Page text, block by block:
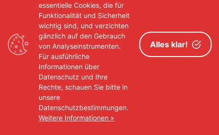
Das richtige Maß finden: Balance zwischen
Diät und Genuss
10. Oktober 2023
essentielle Cookies, die für
Funktionalität und Sicherheit
wichtig sind, und verzichten
gänzlich auf den Gebrauch
von Analyseinstrumenten.
Für ausführliche
Informationen über
Datenschutz und Ihre
Rechte, schauen Sie bitte in
unsere
Datenschutzbestimmungen.
Weitere Informationen »
Alles klar!